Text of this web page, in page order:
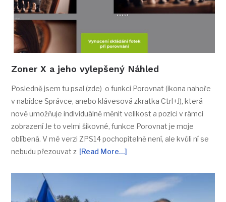
Zoner X a jeho vylepšený Náhled
Posledně jsem tu psal (zde) o funkci Porovnat (ikona nahoře
v nabídce Správce, anebo klávesová zkratka Ctrl+J), která
nově umožňuje individuálně měnit velikost a pozici v rámci
zobrazení Je to velmi šikovné, funkce Porovnat je moje
oblíbená. V mé verzi ZPS14 pochopitelně není, ale kvůli ní se
nebudu přezouvat z [Read More…]